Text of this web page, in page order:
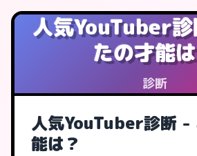
人気YouTuber
たの才能
診断
人気YouTuber診断 -
能は？